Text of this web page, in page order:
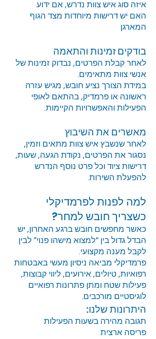
איזה סוג איש צוות נדרש, אם ידוע
האם יש דרישות מיוחדות מצד הגוף
המארגן
בודקים זמינות והתאמה
לאחר קבלת הפרטים, נבדוק זמינות של
אנשי צוות מתאימים.
במידת הצורך נציע חובש, מגיש עזרה
ראשונה או פרמדיק, בהתאם לאופי
הפעילות והאפשרויות הקיימות.
מאשרים את השיבוץ
לאחר שנשבץ איש צוות מתאים וזמין,
נסגור את הפרטים, נקודת הגעה, שעות,
דרישות ציוד וכל פרט נוסף הנדרש
להפעלת השירות.
למה לפנות לפרמדיקלי
כשצריך חובש למחר?
כאשר מחפשים חובש ברגע האחרון, יש
הבדל גדול בין “למצוא מישהו פנוי” לבין
לקבל מענה מקצועי.
פרמדיקלי מביאה ניסיון מעשי באבטחות
רפואיות, טיולים, אירועים, ליווי קבוצות,
פעילות שטח ומתן פתרונות רפואיים
לוגיסטיים מורכבים.
היתרונות שלנו:
תגובה מהירה בשעות הפעילות
פריסה ארצית